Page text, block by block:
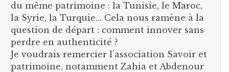
du même patrimoine : la Tunisie, le Maroc,
la Syrie, la Turquie… Cela nous ramène à la
question de départ : comment innover sans
perdre en authenticité ?
Je voudrais remercier l’association Savoir et
patrimoine, notamment Zahia et Abdenour